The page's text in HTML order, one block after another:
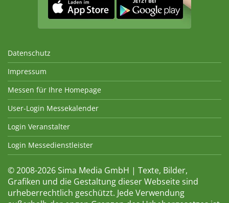
Datenschutz
Impressum
Messen für Ihre Homepage
User-Login Messekalender
Login Veranstalter
Login Messedienstleister
© 2008-2026 Sima Media GmbH | Texte, Bilder,
Grafiken und die Gestaltung dieser Webseite sind
urheberrechtlich geschützt. Jede Verwendung